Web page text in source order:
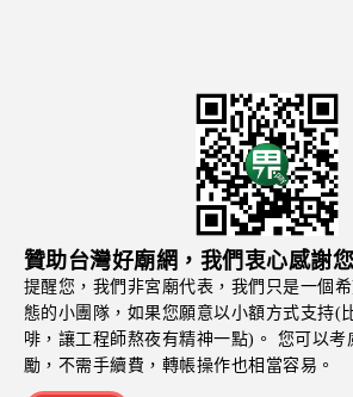
贊助台灣好廟網，我們衷心感謝您
提醒您，我們非宮廟代表，我們只是一個
態的小團隊，如果您願意以小額方式支持(
啡，讓工程師熬夜有精神一點)。 您可以考
勵，不需手續費，轉帳操作也相當容易。